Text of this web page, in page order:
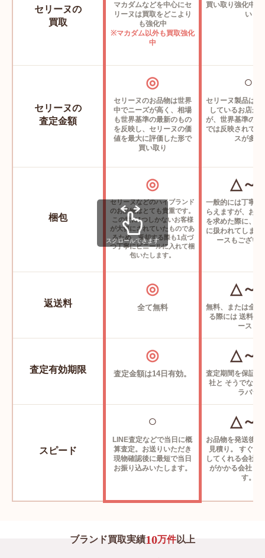
CELINE セリーヌ ポリージーンズ クリスタルリンスデ
CELINE セリーヌ マーガレットパンツ フランネル チョ
ーク ブラック
CELINE セリーヌ トラッカージャケット ユニオンウォ
ッシュデニム ユニオンウォッシュ
〜116,000円
CELINE セリーヌ モノグラム チャップカハット コット
〜48,000円
CELINE セリーヌ クルーネックセーター シームレスカ
シミア サンド
〜99,000円
CELINE セリーヌ トムボーイ ジャケット フランネル &
〜239,000円
CELINE セリーヌ フード付きセーター ウール & カシミ
セリーヌの
買取
マカダムなどを中心にセ
リーヌは買取をどこより
も強化中
※マカダム以外も買取強化
中
買い取り強化中の
い
セリーヌの
査定金額
◎
セリーヌのお品物は世界
中でニーズが高く、相場
も世界基準の最新のもの
を反映し、セリーヌの価
値を最大に評価した形で
買い取り
○
セリーヌ製品は高
しているお店が
が、世界基準の最
では反映されてい
スが多数
梱包
◎
セリーヌなどのハイブランド
のお品物はとても貴重です。
この世に1つしかないお客様
が大切にされていたものであ
るため、返却する際も1点づ
つ丁寧にビニールに入れて梱
包いたします。
△～
一般的には丁寧に
らえますが、お客
を求めた際に、お
に扱われてしまう
ースもござい
返送料
◎
全て無料
△～
無料、または全て
る際には 送料が
ースも
査定有効期限
◎
査定金額は14日有効。
△～
査定期間を保証し
社と そうでない
ラバラ
スピード
○
LINE査定などで当日に概
算査定。お送りいただき
現物確認後に最短で当日
お振り込みいたします。
△～
お品物を発送後に
見積り。 すぐに
してくれる会社
がかかる会社ま
す。
スクロールできます
ブランド買取実績10万件以上